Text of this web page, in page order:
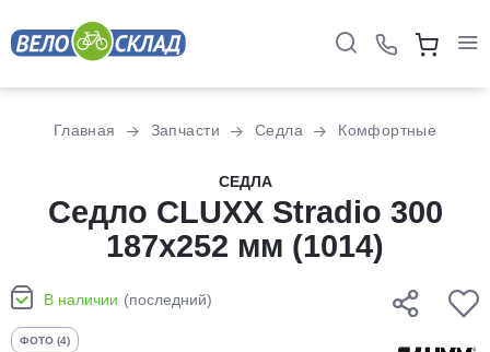
Главная Запчасти Седла Комфортные
СЕДЛА
Седло CLUXX Stradio 300
187х252 мм (1014)
В наличии (последний)
ФОТО (4)
оплатуна части
без переплат
График платежей